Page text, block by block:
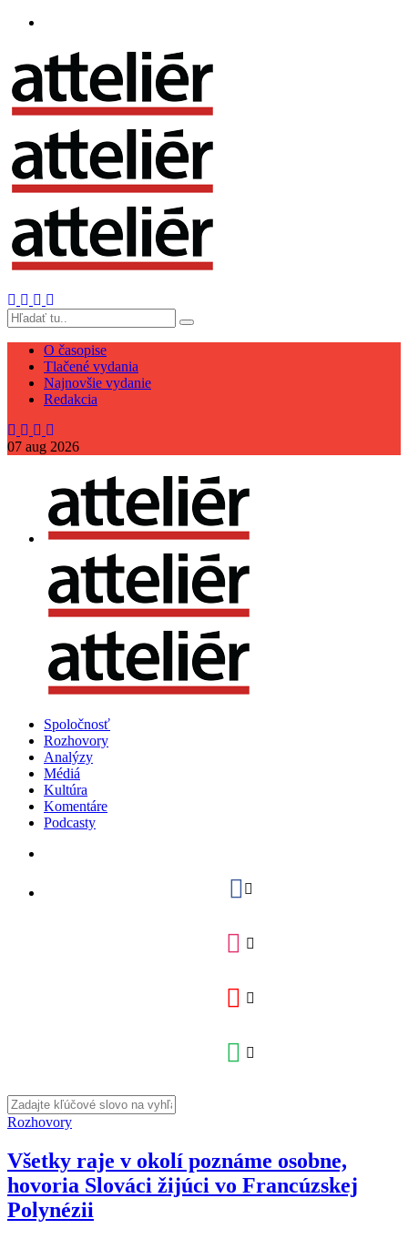
O časopise
Tlačené vydania
Najnovšie vydanie
Redakcia
07 aug 2026
Spoločnosť
Rozhovory
Analýzy
Médiá
Kultúra
Komentáre
Podcasty
Rozhovory
Všetky raje v okolí poznáme osobne,
hovoria Slováci žijúci vo Francúzskej
Polynézii